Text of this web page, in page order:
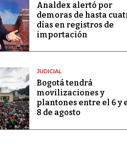
Analdex alertó por
demoras de hasta
días en registros de
importación
JUDICIAL
Bogotá tendrá
movilizaciones y
plantones entre el 6 y
8 de agosto